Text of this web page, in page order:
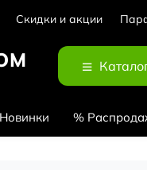
Скидки и акции
Новинки %